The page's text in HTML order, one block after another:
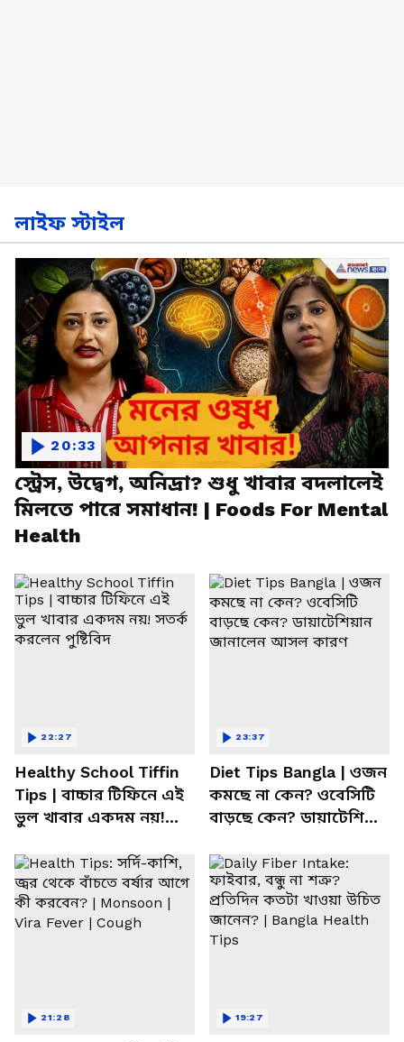
লাইফ স্টাইল
স্ট্রেস, উদ্বেগ, অনিদ্রা? শুধু খাবার বদলালেই
মিলতে পারে সমাধান! | Foods For Mental
Health
20:33
Healthy School Tiffin
Tips | বাচ্চার টিফিনে এই
ভুল খাবার একদম নয়!
22:27
Diet Tips Bangla | ওজন
কমছে না কেন? ওবেসিটি
বাড়ছে কেন? ডায়াটেশিয়ান
23:37
21:28 19:27